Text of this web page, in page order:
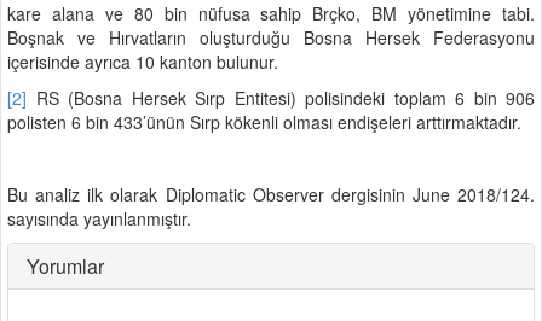
kare alana ve 80 bin nüfusa sahip Brçko, BM yönetimine tabi.
Boşnak ve Hırvatların oluşturduğu Bosna Hersek Federasyonu
içerisinde ayrıca 10 kanton bulunur.
[2] RS (Bosna Hersek Sırp Entitesi) polisindeki toplam 6 bin 906
polisten 6 bin 433’ünün Sırp kökenli olması endişeleri arttırmaktadır.
Bu analiz ilk olarak Diplomatic Observer dergisinin June 2018/124.
sayısında yayınlanmıştır.
Yorumlar